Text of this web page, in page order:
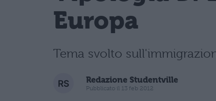
Europa
Tema svolto
Redazione Studentville
Pubblicato il 13 feb 2012